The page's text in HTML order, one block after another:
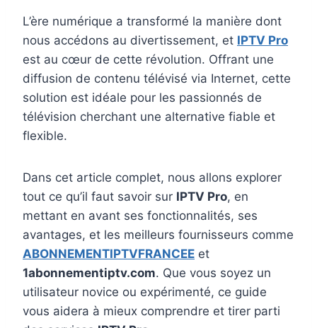
L’ère numérique a transformé la manière dont
nous accédons au divertissement, et IPTV Pro
est au cœur de cette révolution. Offrant une
diffusion de contenu télévisé via Internet, cette
solution est idéale pour les passionnés de
télévision cherchant une alternative fiable et
flexible.
Dans cet article complet, nous allons explorer
tout ce qu’il faut savoir sur IPTV Pro, en
mettant en avant ses fonctionnalités, ses
avantages, et les meilleurs fournisseurs comme
ABONNEMENTIPTVFRANCEE et
1abonnementiptv.com. Que vous soyez un
utilisateur novice ou expérimenté, ce guide
vous aidera à mieux comprendre et tirer parti